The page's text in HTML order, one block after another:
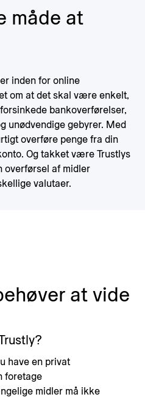
måde at
inden for online
om at det skal være enkelt,
bankoverførelser,
unødvendige gebyrer. Med
overføre penge fra din
Og takket være Trustlys
af midler
valutaer.
at vide
have en privat
foretage
midler må ikke